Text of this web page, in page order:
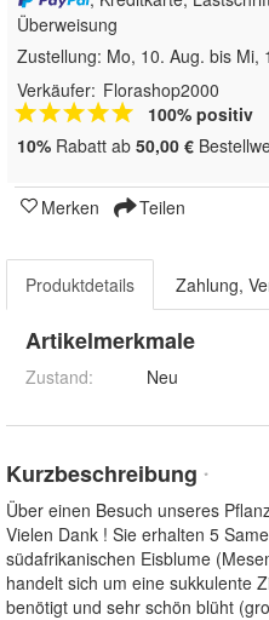
Überweisung
Zustellung: Mo, 10. Aug. bis Mi,
Verkäufer: Florashop2000
100% positiv
10% Rabatt ab 50,00 €
Merken Teilen
Produktdetails Zahlung,
Artikelmerkmale
Zustand: Neu
Kurzbeschreibung *
Über einen Besuch unseres
Vielen Dank ! Sie erhalten 5
südafrikanischen Eisblume
handelt sich um eine sukkulente
benötigt und sehr schön blüht